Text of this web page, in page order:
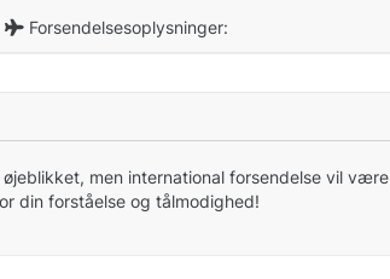
Forsendelsesoplysninger:
men international forsendelse vil være
din forståelse og tålmodighed!